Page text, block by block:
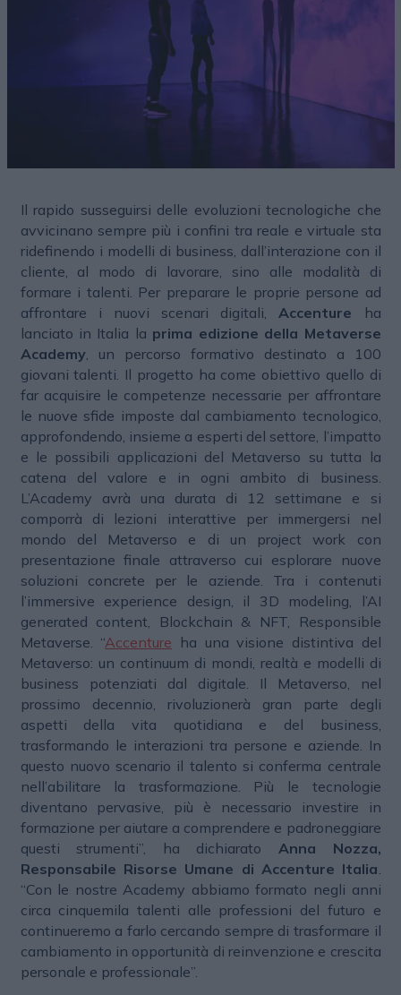
Il rapido susseguirsi delle evoluzioni tecnologiche che
avvicinano sempre più i confini tra reale e virtuale sta
ridefinendo i modelli di business, dall’interazione con il
cliente, al modo di lavorare, sino alle modalità di
formare i talenti. Per preparare le proprie persone ad
affrontare i nuovi scenari digitali, Accenture ha
lanciato in Italia la prima edizione della Metaverse
Academy, un percorso formativo destinato a 100
giovani talenti. Il progetto ha come obiettivo quello di
far acquisire le competenze necessarie per affrontare
le nuove sfide imposte dal cambiamento tecnologico,
approfondendo, insieme a esperti del settore, l’impatto
e le possibili applicazioni del Metaverso su tutta la
catena del valore e in ogni ambito di business.
L’Academy avrà una durata di 12 settimane e si
comporrà di lezioni interattive per immergersi nel
mondo del Metaverso e di un project work con
presentazione finale attraverso cui esplorare nuove
soluzioni concrete per le aziende. Tra i contenuti
l’immersive experience design, il 3D modeling, l’AI
generated content, Blockchain & NFT, Responsible
Metaverse. “Accenture ha una visione distintiva del
Metaverso: un continuum di mondi, realtà e modelli di
business potenziati dal digitale. Il Metaverso, nel
prossimo decennio, rivoluzionerà gran parte degli
aspetti della vita quotidiana e del business,
trasformando le interazioni tra persone e aziende. In
questo nuovo scenario il talento si conferma centrale
nell’abilitare la trasformazione. Più le tecnologie
diventano pervasive, più è necessario investire in
formazione per aiutare a comprendere e padroneggiare
questi strumenti”, ha dichiarato Anna Nozza,
Responsabile Risorse Umane di Accenture Italia
“Con le nostre Academy abbiamo formato negli anni
circa cinquemila talenti alle professioni del futuro e
continueremo a farlo cercando sempre di trasformare il
cambiamento in opportunità di reinvenzione e crescita
personale e professionale”.